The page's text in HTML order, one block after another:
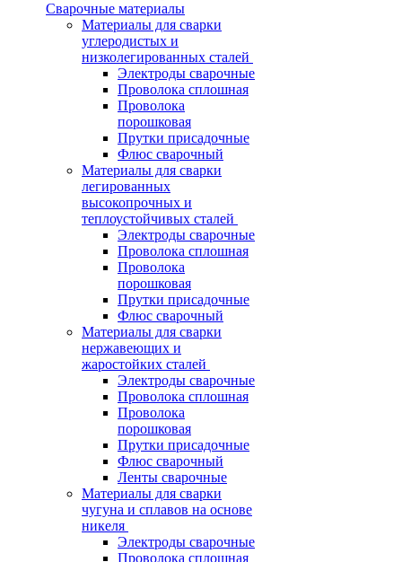
Сварочные материалы
Материалы для сварки
углеродистых и
низколегированных сталей
Электроды сварочные
Проволока сплошная
Проволока
порошковая
Прутки присадочные
Флюс сварочный
Материалы для сварки
легированных
высокопрочных и
теплоустойчивых сталей
Электроды сварочные
Проволока сплошная
Проволока
порошковая
Прутки присадочные
Флюс сварочный
Материалы для сварки
нержавеющих и
жаростойких сталей
Электроды сварочные
Проволока сплошная
Проволока
порошковая
Прутки присадочные
Флюс сварочный
Ленты сварочные
Материалы для сварки
чугуна и сплавов на основе
никеля
Электроды сварочные
Проволока сплошная